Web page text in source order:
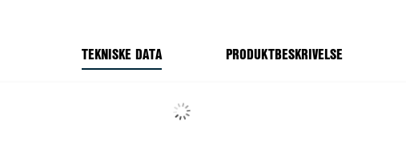
TEKNISKE DATA PRODUKTBESKRIVELSE